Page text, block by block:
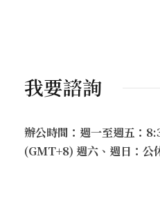
我要諮詢
辦公時間：週一至週五：
(GMT+8) 週六、週日：公